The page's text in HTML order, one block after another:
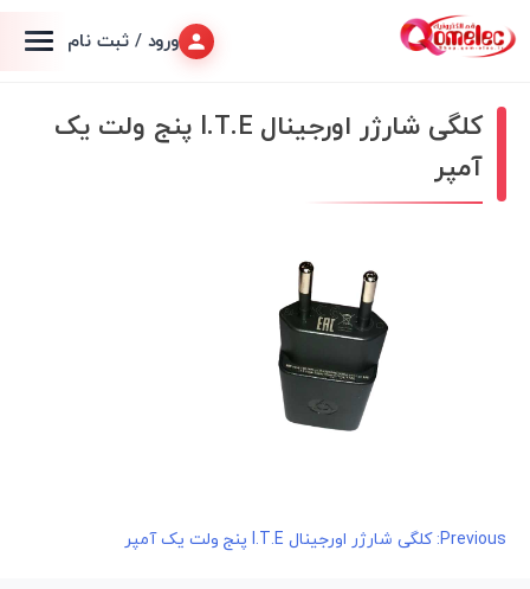
ورود / ثبت نام
کلگی شارژر اورجینال I.T.E پنج ولت یک
آمپر
راهبری
Previous: کلگی شارژر اورجینال I.T.E پنج ولت یک آمپر